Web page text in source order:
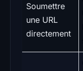
Soumettre
une URL
directement